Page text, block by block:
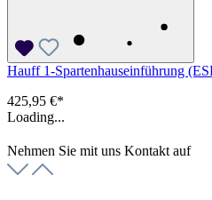
Hauff 1-Spartenhauseinführung
425,95 €*
Loading...
Nehmen Sie mit uns Kontakt auf